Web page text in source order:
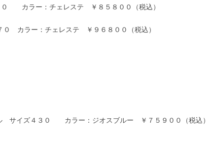
カラー：チェレステ ￥８５８００（税込）
カラー：チェレステ ￥９６８００（税込）
サイズ４３０ カラー：ジオスブルー ￥７５９００（税込）